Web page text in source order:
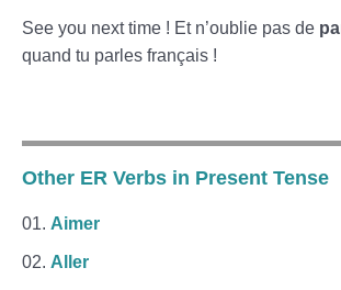
See you next time ! Et n’oublie pas de
quand tu parles français !
Other ER Verbs in Present Tense
Aimer
Aller